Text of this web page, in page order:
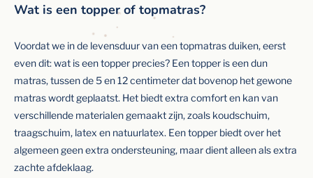
Wat is een topper of topmatras?
Voordat we in de levensduur van een topmatras duiken, eerst
even dit: wat is een topper precies? Een topper is een dun
matras, tussen de 5 en 12 centimeter dat bovenop het gewone
matras wordt geplaatst. Het biedt extra comfort en kan van
verschillende materialen gemaakt zijn, zoals koudschuim,
traagschuim, latex en natuurlatex. Een topper biedt over het
algemeen geen extra ondersteuning, maar dient alleen als extra
zachte afdeklaag.